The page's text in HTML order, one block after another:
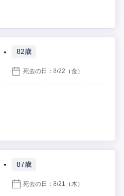
82歳
死去の日：8/22 （金）
87歳
死去の日：8/21 （木）